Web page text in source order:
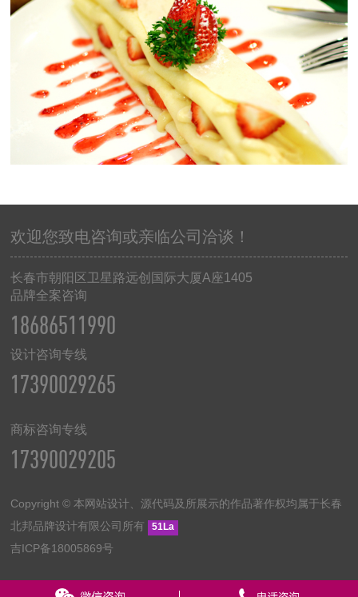
布塔尼法式西餐厅
菜单设计/菜品摄影
欢迎您致电咨询或亲临公司洽谈！
长春市朝阳区卫星路远创国际大厦A座1405
品牌全案咨询
18686511990
设计咨询专线
17390029265
商标咨询专线
17390029205
Copyright © 本网站设计、源代码及所展示的作品著作权均属于长春
北邦品牌设计有限公司所有
51La
吉ICP备18005869号